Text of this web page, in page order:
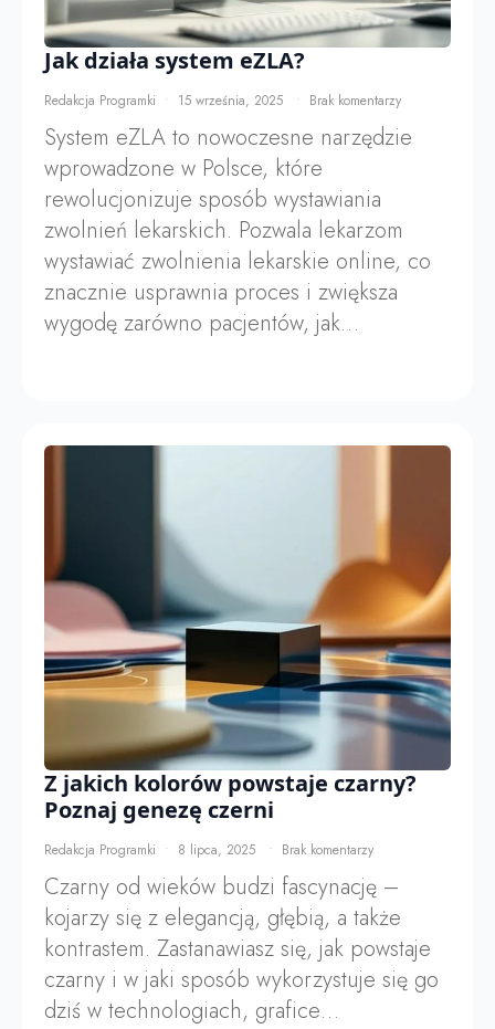
Jak działa system eZLA?
Redakcja Programki 15 września, 2025 Brak komentarzy
System eZLA to nowoczesne narzędzie
wprowadzone w Polsce, które
rewolucjonizuje sposób wystawiania
zwolnień lekarskich. Pozwala lekarzom
wystawiać zwolnienia lekarskie online, co
znacznie usprawnia proces i zwiększa
wygodę zarówno pacjentów, jak…
Z jakich kolorów powstaje czarny?
Poznaj genezę czerni
Redakcja Programki 8 lipca, 2025 Brak komentarzy
Czarny od wieków budzi fascynację –
kojarzy się z elegancją, głębią, a także
kontrastem. Zastanawiasz się, jak powstaje
czarny i w jaki sposób wykorzystuje się go
dziś w technologiach, grafice…